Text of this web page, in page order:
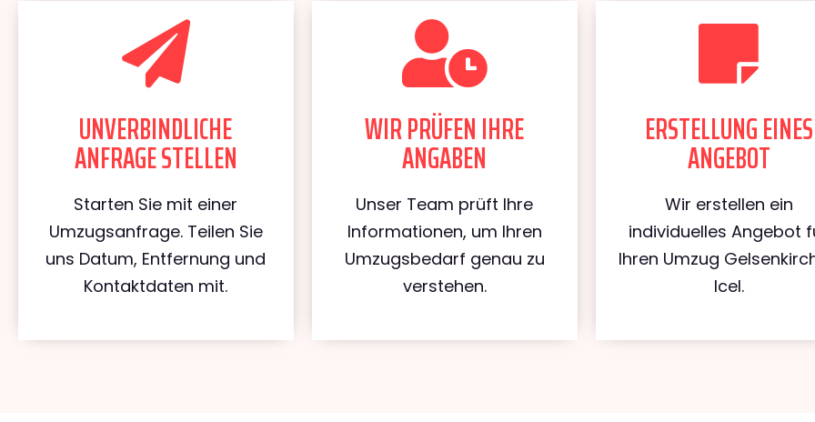
UNVERBINDLICHE
ANFRAGE STELLEN
Starten Sie mit einer
Umzugsanfrage. Teilen Sie
uns Datum, Entfernung und
Kontaktdaten mit.
WIR PRÜFEN IHRE
ANGABEN
Unser Team prüft Ihre
Informationen, um Ihren
Umzugsbedarf genau zu
verstehen.
ERSTELLUNG EINES
ANGEBOT
Wir erstellen ein
individuelles Angebot
Ihren Umzug
Icel.